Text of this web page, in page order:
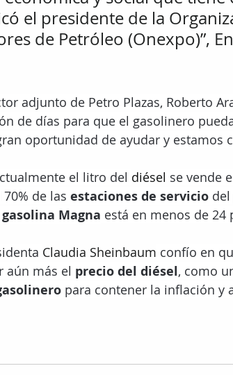
el presidente de la
de Petróleo (Onexpo)”,
adjunto de Petro Plazas, Roberto
de días para que el gasolinero
oportunidad de ayudar y estamos
el litro del diésel se vende
de las estaciones de servicio del
gasolina Magna está en menos de 24
Claudia Sheinbaum confío en
aún más el precio del diésel, como
para contener la inflación y